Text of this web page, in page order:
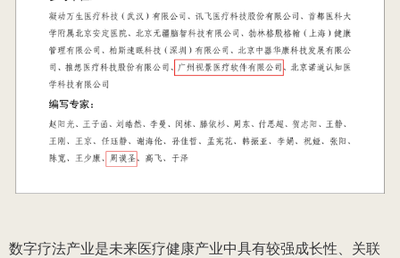
数字疗法产业是未来医疗健康产业中具有较强成长性、关联